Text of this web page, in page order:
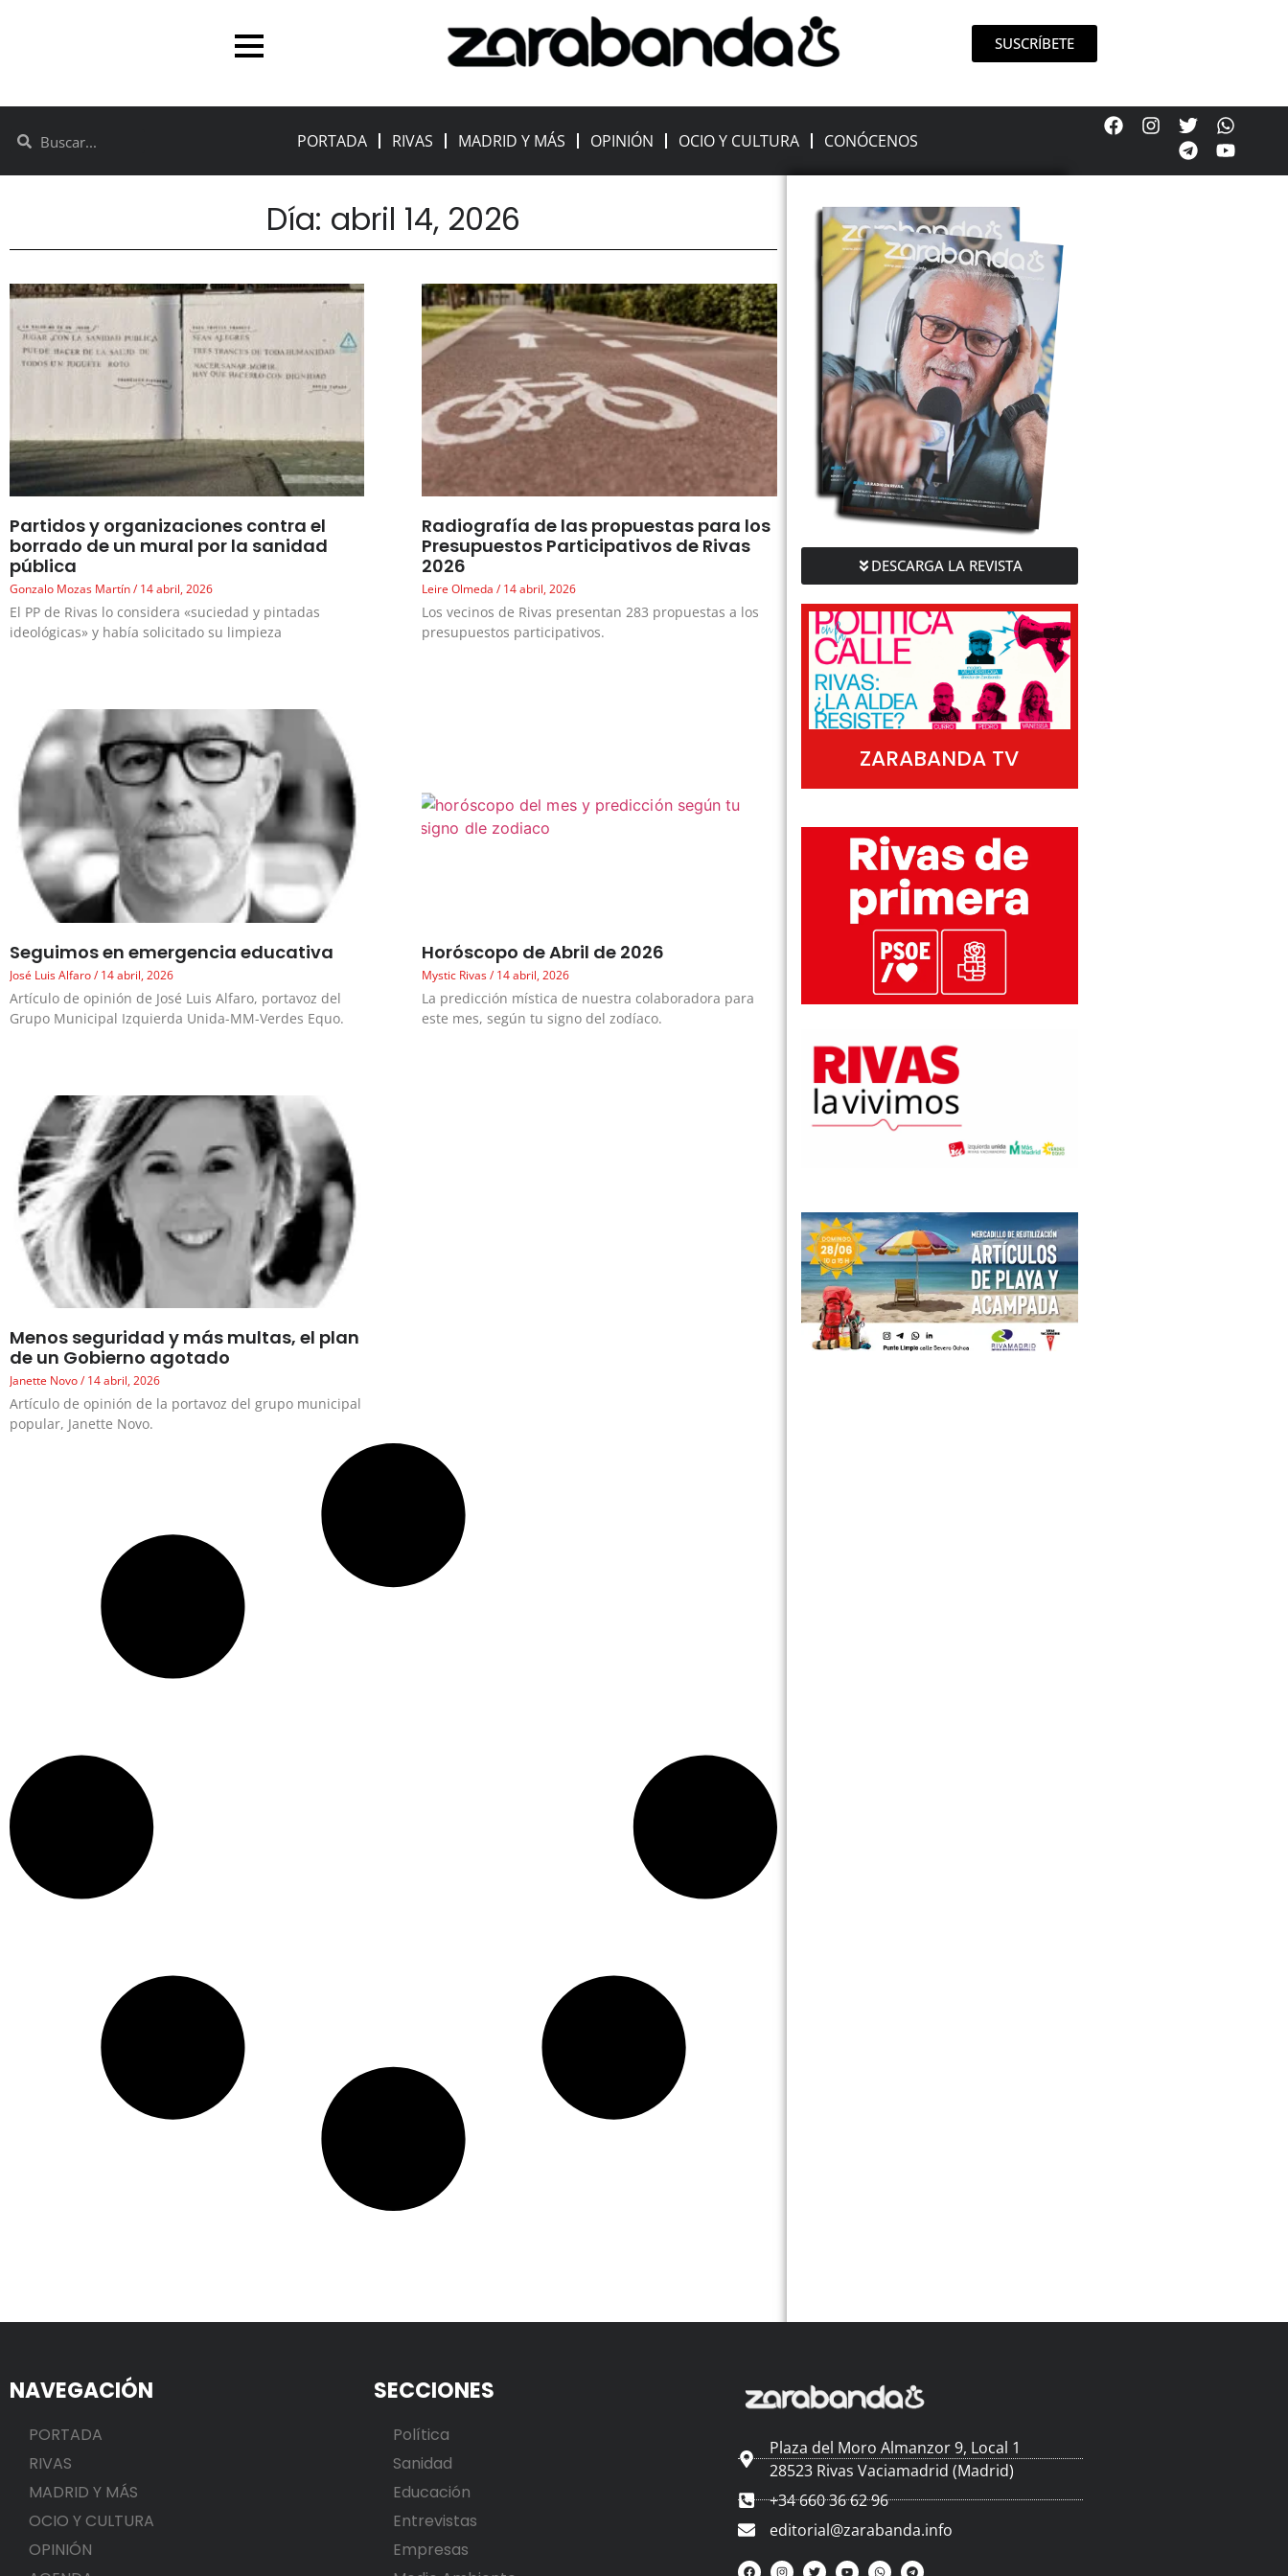
SUSCRÍBETE
PORTADA RIVAS MADRID Y MÁS OPINIÓN OCIO Y CULTURA CONÓCENOS
Día: abril 14, 2026
Partidos y organizaciones contra el
borrado de un mural por la sanidad
pública
Gonzalo Mozas Martín 14 abril, 2026
El PP de Rivas lo considera «suciedad y pintadas
ideológicas» y había solicitado su limpieza
Radiografía de las propuestas para los
Presupuestos Participativos de Rivas
2026
Leire Olmeda 14 abril, 2026
Los vecinos de Rivas presentan 283 propuestas a los
presupuestos participativos.
Seguimos en emergencia educativa
José Luis Alfaro 14 abril, 2026
Artículo de opinión de José Luis Alfaro, portavoz del
Grupo Municipal Izquierda Unida-MM-Verdes Equo.
Horóscopo de Abril de 2026
Mystic Rivas 14 abril, 2026
La predicción mística de nuestra colaboradora para
este mes, según tu signo del zodíaco.
Menos seguridad y más multas, el plan
de un Gobierno agotado
Janette Novo 14 abril, 2026
Artículo de opinión de la portavoz del grupo municipal
popular, Janette Novo.
DESCARGA LA REVISTA
ZARABANDA TV
NAVEGACIÓN
PORTADA
RIVAS
MADRID Y MÁS
OCIO Y CULTURA
OPINIÓN
SECCIONES
Política
Sanidad
Educación
Entrevistas
Empresas
Plaza del Moro Almanzor 9, Local 1
28523 Rivas Vaciamadrid (Madrid)
+34 660 36 62 96
editorial@zarabanda.info